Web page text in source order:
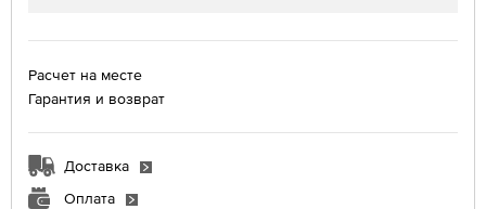
Расчет на месте
Гарантия и возврат
Доставка
Оплата